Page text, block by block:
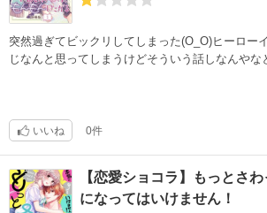
突然過ぎてビックリしてしまった(O_O)ヒーロー
じなんと思ってしまうけどそういう話しなんやな
いいね 0件
【恋愛ショコラ】もっとさ
になってはいけません！